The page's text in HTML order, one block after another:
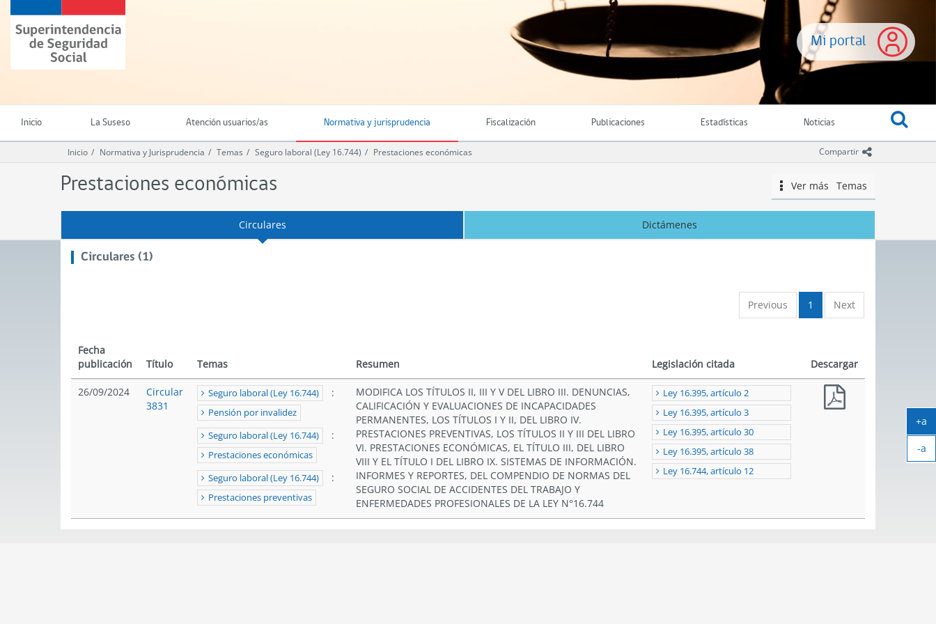
contenido
principal
Mi portal
Superintendencia
de
Seguridad
(SUSESO)
Chile
Inicio La Suseso Atención usuarios/as Normativa y jurisprudencia Fiscalización Publicaciones Estadísticas Noticias
Compartir icono
Inicio Normativa y Jurisprudencia Temas Seguro laboral (Ley 16.744) Prestaciones económicas
icono
Ver más Temas
Prestaciones económicas
Circulares Dictámenes
Circulares (1)
Previous 1 Next
Fecha
publicación
Título Temas Resumen Legislación citada Descargar
26/09/2024
Circular
3831
Seguro laboral (Ley 16.744) :
Pensión por invalidez
Seguro laboral (Ley 16.744)
:
Prestaciones económicas
Seguro laboral (Ley 16.744)
:
Prestaciones preventivas
MODIFICA LOS TÍTULOS II, III Y V DEL LIBRO III. DENUNCIAS,
CALIFICACIÓN Y EVALUACIONES DE INCAPACIDADES
PERMANENTES, LOS TÍTULOS I Y II, DEL LIBRO IV.
PRESTACIONES PREVENTIVAS, LOS TÍTULOS II Y III DEL LIBRO
VI. PRESTACIONES ECONÓMICAS, EL TÍTULO III, DEL LIBRO
VIII Y EL TÍTULO I DEL LIBRO IX. SISTEMAS DE INFORMACIÓN.
INFORMES Y REPORTES, DEL COMPENDIO DE NORMAS DEL
SEGURO SOCIAL DE ACCIDENTES DEL TRABAJO Y
ENFERMEDADES PROFESIONALES DE LA LEY N°16.744
Ley 16.395, artículo 2
Ley 16.395, artículo 3
Ley 16.395, artículo 30
Ley 16.395, artículo 38
Ley 16.744, artículo 12
+a
-a